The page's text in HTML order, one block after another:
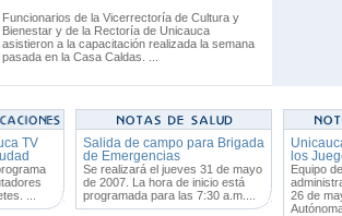
Funcionarios de la Vicerrectoría de Cultura y
Bienestar y de la Rectoría de Unicauca
asistieron a la capacitación realizada la semana
pasada en la Casa Caldas. ...
TV
...
Salida de campo para Brigada
de Emergencias
Se realizará el jueves 31 de mayo
de 2007. La hora de inicio está
programada para las 7:30 a.m....
los
Equipo
26 de